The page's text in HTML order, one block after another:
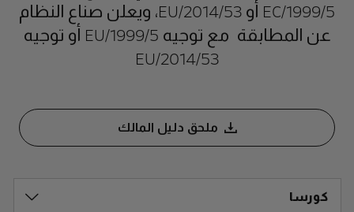
1999/5/EC أو 2014/53/EU، ويعلن صناع النظام
عن المطابقة مع توجيه 1999/5/EU أو توجيه
2014/53/EU
ملحق دليل المالك
كورسا